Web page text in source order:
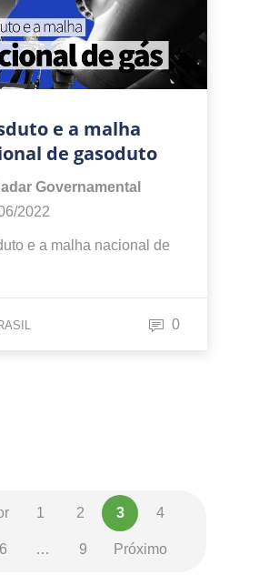
e a malha
de gasoduto
Governamental
2022
e a malha nacional de
0
1 2 3 4
6 … 9 Próximo